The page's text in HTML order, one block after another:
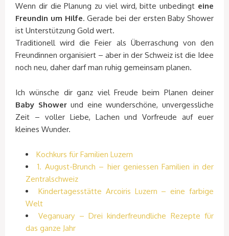
Wenn dir die Planung zu viel wird, bitte unbedingt eine
Freundin um Hilfe. Gerade bei der ersten Baby Shower
ist Unterstützung Gold wert.
Traditionell wird die Feier als Überraschung von den
Freundinnen organisiert – aber in der Schweiz ist die Idee
noch neu, daher darf man ruhig gemeinsam planen.
Ich wünsche dir ganz viel Freude beim Planen deiner
Baby Showerund eine wunderschöne, unvergessliche
Zeit – voller Liebe, Lachen und Vorfreude auf euer
kleines Wunder.
Kochkurs für Familien Luzern
1. August-Brunch – hier geniessen Familien in der
Zentralschweiz
Kindertagesstätte Arcoiris Luzern – eine farbige
Welt
Veganuary – Drei kinderfreundliche Rezepte für
das ganze Jahr